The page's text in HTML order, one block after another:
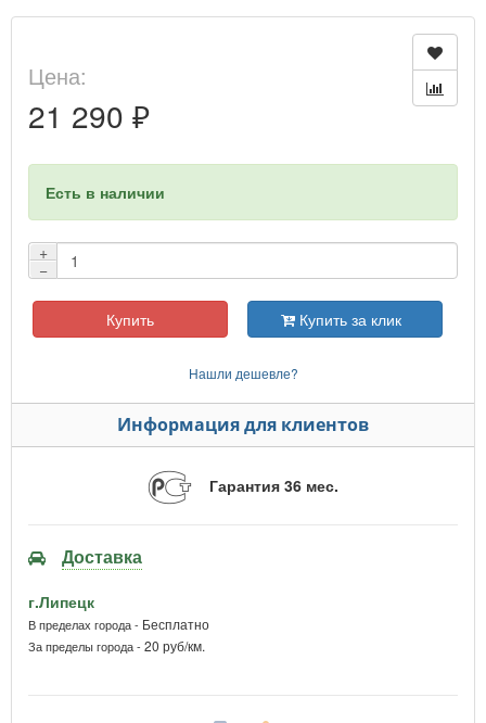
Цена:
21 290 ₽
Есть в наличии
+
−
Купить Купить за клик
Нашли дешевле?
Информация для клиентов
Гарантия 36 мес.
Доставка
г.Липецк
В пределах города - Бесплатно
За пределы города - 20 руб/км.